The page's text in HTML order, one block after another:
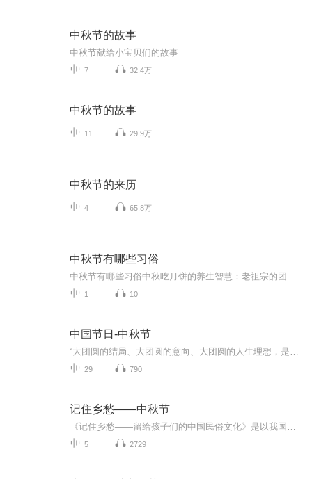
中秋节的故事
中秋节献给小宝贝们的故事
7 32.4万
中秋节的故事
11 29.9万
中秋节的来历
4 65.8万
中秋节有哪些习俗
1 10
中国节日-中秋节
29 790
记住乡愁——中秋节
5 2729